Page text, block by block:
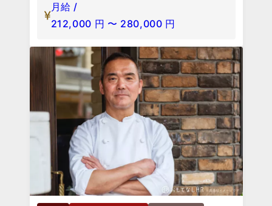
月給 /
212,000 円 〜 280,000 円